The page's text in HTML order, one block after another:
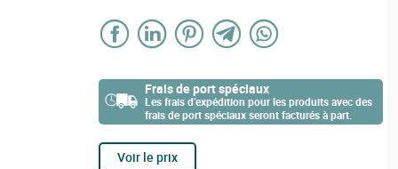
Frais de port spéciaux
Les frais d’expédition pour les produits avec des
frais de port spéciaux seront facturés à part.
Voir le prix